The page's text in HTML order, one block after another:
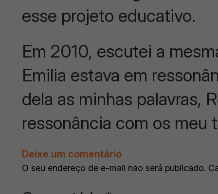
esse projeto educativo.
Em 2010, escutei a
Emilia estava em
dela as minhas palavras,
ressonância com os meu
Deixe um comentário
O seu endereço de e-mail não será publicado.